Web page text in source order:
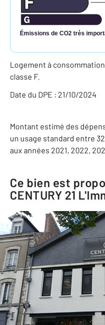
Émissions de CO2 très
Logement à
classe F.
Date du DPE : 21/10/2024
Montant estimé des
un usage standard entre
aux années 2021, 2022,
Ce bien est
CENTURY 21